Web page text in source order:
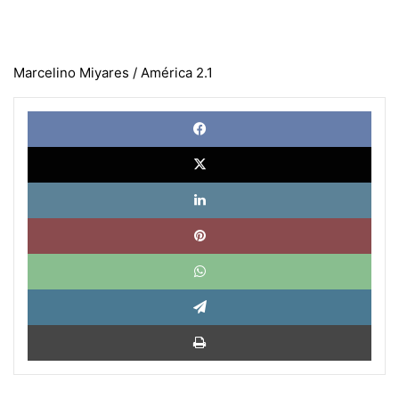
Marcelino Miyares / América 2.1
X